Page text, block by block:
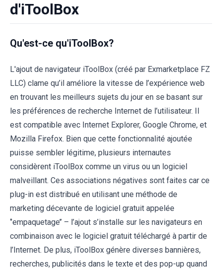
d'iToolBox
Qu'est-ce qu'iToolBox?
L'ajout de navigateur iToolBox (créé par Exmarketplace FZ
LLC) clame qu’il améliore la vitesse de l’expérience web
en trouvant les meilleurs sujets du jour en se basant sur
les préférences de recherche Internet de l’utilisateur. Il
est compatible avec Internet Explorer, Google Chrome, et
Mozilla Firefox. Bien que cette fonctionnalité ajoutée
puisse sembler légitime, plusieurs internautes
considèrent iToolBox comme un virus ou un logiciel
malveillant. Ces associations négatives sont faites car ce
plug-in est distribué en utilisant une méthode de
marketing décevante de logiciel gratuit appelée
‘’empaquetage’’ – l’ajout s’installe sur les navigateurs en
combinaison avec le logiciel gratuit téléchargé à partir de
l’Internet. De plus, iToolBox génère diverses bannières,
recherches, publicités dans le texte et des pop-up quand